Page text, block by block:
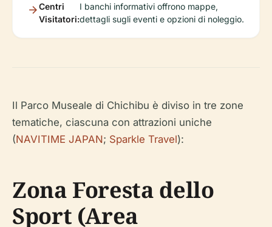
Centri
Visitatori:
I banchi informativi offrono mappe,
dettagli sugli eventi e opzioni di noleggio.
Il Parco Museale di Chichibu è diviso in tre zone
tematiche, ciascuna con attrazioni uniche
(NAVITIME JAPAN; Sparkle Travel):
Zona Foresta dello
Sport (Area